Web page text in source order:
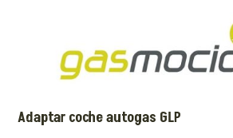
Adaptar coche autogas GLP